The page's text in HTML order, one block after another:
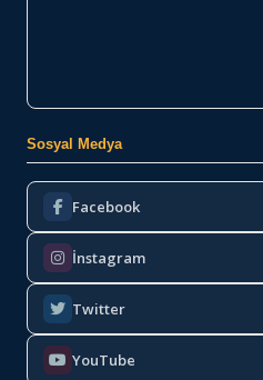
Sosyal Medya
Facebook
İnstagram
Twitter
YouTube